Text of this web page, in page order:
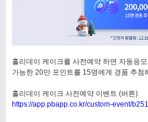
홀리데이 케이크를 사전예약 하면 자동응
가능한 20만 포인트를 15명에게 경품 추첨
홀리데이 케이크 사전예약 이벤트 (버튼)
https://app.pbapp.co.kr/custom-event/